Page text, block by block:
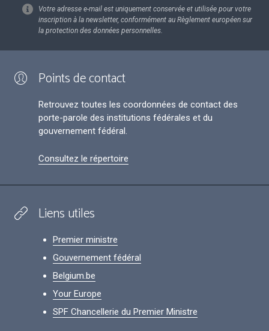
Votre adresse e-mail est uniquement conservée et utilisée pour votre
inscription à la newsletter, conformément au Règlement européen sur
la protection des données personnelles.
Points de contact
Retrouvez toutes les coordonnées de contact des
porte-parole des institutions fédérales et du
gouvernement fédéral.
Consultez le répertoire
Liens utiles
Premier ministre
Gouvernement fédéral
Belgium.be
Your Europe
SPF Chancellerie du Premier Ministre